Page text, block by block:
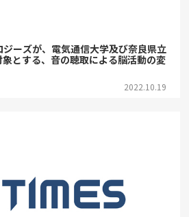
ーズが、電気通信大学及び奈良県立
とする、音の聴取による脳活動の変
2022.10.19